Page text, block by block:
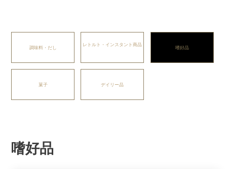
調味料・だし
レトルト・インスタント商品
嗜好品
菓子 デイリー品
嗜好品